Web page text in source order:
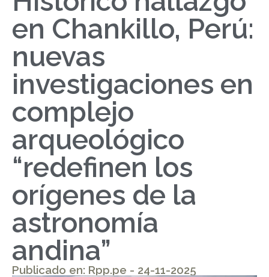
en Chankillo, Perú:
nuevas
investigaciones en
complejo
arqueológico
“redefinen los
orígenes de la
astronomía
andina”
Publicado en: Rpp.pe - 24-11-2025